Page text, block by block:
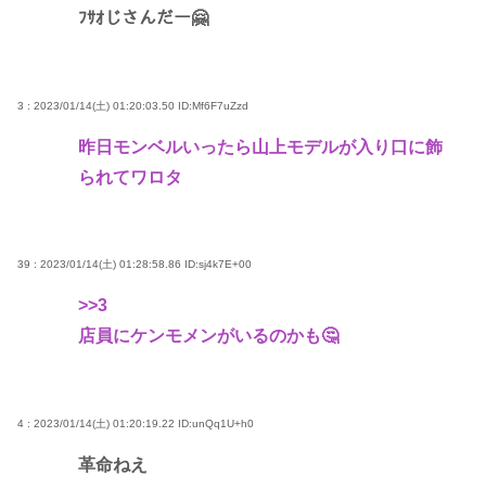
ﾌｻｵじさんだー🤗
3 : 2023/01/14(土) 01:20:03.50 ID:Mf6F7uZzd
昨日モンベルいったら山上モデルが入り口に飾
られてワロタ
39 : 2023/01/14(土) 01:28:58.86 ID:sj4k7E+00
>>3
店員にケンモメンがいるのかも🤔
4 : 2023/01/14(土) 01:20:19.22 ID:unQq1U+h0
革命ねえ